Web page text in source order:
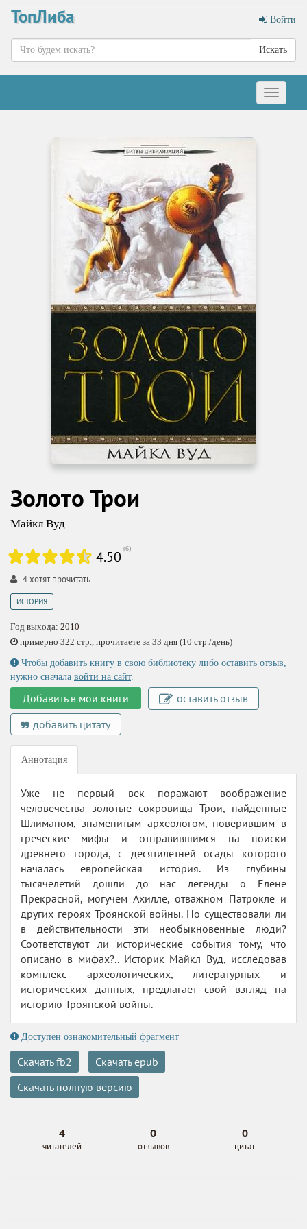
ТопЛиба Войти
Искать
Меню
Золото Трои
Майкл Вуд
4.50 (6)
4хотят прочитать
ИСТОРИЯ
Год выхода: 2010
примерно 322 стр., прочитаете за 33 дня (10 стр./день)
Чтобы добавить книгу в свою библиотеку либо оставить отзыв,
нужно сначала войти на сайт.
Добавить в мои книги
оставить отзыв
добавить цитату
Аннотация
Уже не первый век поражают воображение
человечества золотые сокровища Трои, найденные
Шлиманом, знаменитым археологом, поверившим в
греческие мифы и отправившимся на поиски
древнего города, с десятилетней осады которого
началась европейская история. Из глубины
тысячелетий дошли до нас легенды о Елене
Прекрасной, могучем Ахилле, отважном Патрокле и
других героях Троянской войны. Но существовали ли
в действительности эти необыкновенные люди?
Соответствуют ли исторические события тому, что
описано в мифах?.. Историк Майкл Вуд, исследовав
комплекс археологических, литературных и
исторических данных, предлагает свой взгляд на
историю Троянской войны.
Доступен ознакомительный фрагмент
Скачать fb2
Скачать epub
Скачать полную версию
4
читателей
0
отзывов
0
цитат